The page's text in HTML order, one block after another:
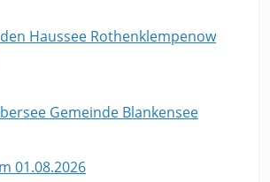
Haussee Rothenklempenow
Gemeinde Blankensee
01.08.2026